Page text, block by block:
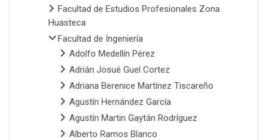
Facultad de Estudios Profesionales Zona
Huasteca
Facultad de Ingeniería
Adolfo Medellín Pérez
Adrián Josué Guel Cortez
Adriana Berenice Martínez Tiscareño
Agustín Hernández García
Agustín Martin Gaytán Rodríguez
Alberto Ramos Blanco